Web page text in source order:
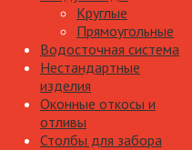
Круглые
Прямоугольные
Водосточная система
Нестандартные
изделия
Оконные откосы и
отливы
Столбы для забора